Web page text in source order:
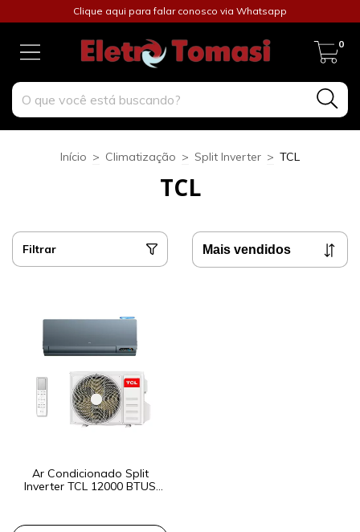
Clique aqui para falar conosco via Whatsapp
0
Início > Climatização > Split Inverter > TCL
TCL
Filtrar
Ar Condicionado Split
Inverter TCL 12000 BTUS